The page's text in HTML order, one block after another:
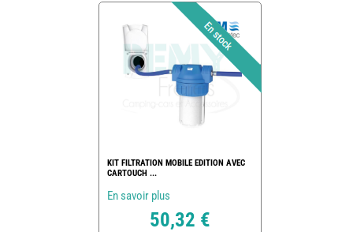
KIT FILTRATION MOBILE EDITION AVEC
CARTOUCH ...
En savoir plus
50,32 €